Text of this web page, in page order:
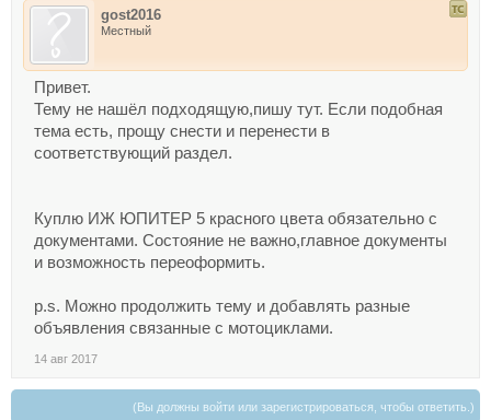
gost2016
Местный
Привет.
Тему не нашёл подходящую,пишу тут. Если подобная
тема есть, прощу снести и перенести в
соответствующий раздел.
Куплю ИЖ ЮПИТЕР 5 красного цвета обязательно с
документами. Состояние не важно,главное документы
и возможность переоформить.
p.s. Можно продолжить тему и добавлять разные
объявления связанные с мотоциклами.
14 авг 2017
(Вы должны войти или зарегистрироваться, чтобы ответить.)